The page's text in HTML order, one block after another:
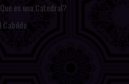
es una Catedral?
Cabildo